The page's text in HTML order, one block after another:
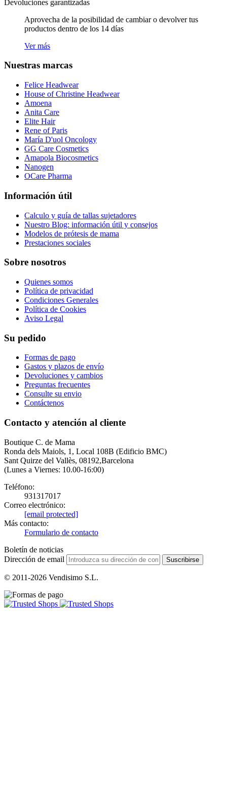
Devoluciones garantizadas
Aprovecha de la posibilidad de cambiar o devolver tus
productos dentro de los 14 días
Ver más
Nuestras marcas
Felice Headwear
House of Christine Headwear
Amoena
Anita Care
Elite Hair
Rene of Paris
María D'uol Oncology
GG Care Cosmetics
Amapola Biocosmetics
Nanogen
OCare Pharma
Información útil
Calculo y guía de tallas sujetadores
Nuestro Blog: información útil y consejos
Modelos de prótesis de mama
Prestaciones sociales
Sobre nosotros
Quienes somos
Política de privacidad
Condiciones Generales
Política de Cookies
Aviso Legal
Su pedido
Formas de pago
Gastos y plazos de envío
Devoluciones y cambios
Preguntas frecuentes
Consulte su envio
Contáctenos
Contacto y atención al cliente
Boutique C. de Mama
Ronda dels Maiols, 1, Local 108B (Edificio BMC)
Sant Quirze del Vallès, 08192,Barcelona
(Lunes a Viernes: 10.00-16:00)
Teléfono:
931317017
Correo electrónico:
[email protected]
Más contacto:
Formulario de contacto
Boletín de noticias
Dirección de email
Suscribirse
© 2011-2026 Vendisimo S.L.